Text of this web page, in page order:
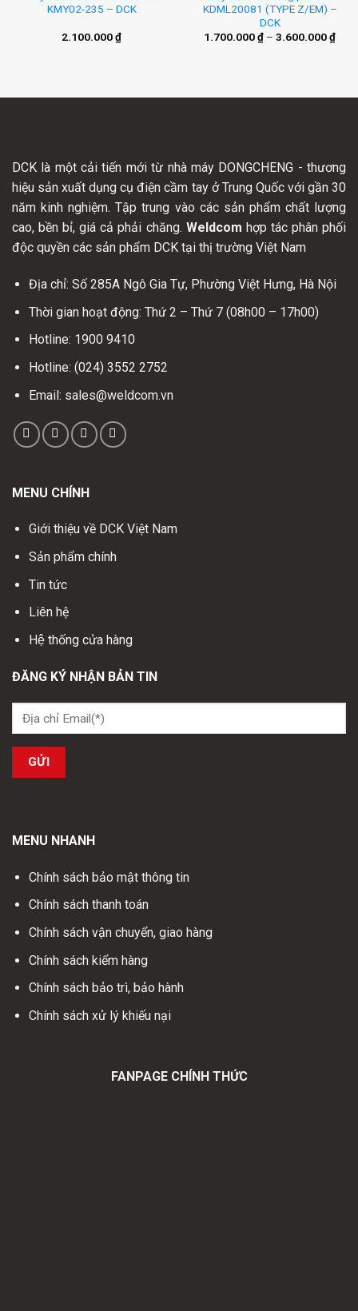
KMY02-235 – DCK
2.100.000₫
KDML20081 (TYPE Z/EM) –
DCK
1.700.000₫ – 3.600.000₫
DCK là một cải tiến mới từ nhà máy DONGCHENG - thương
hiệu sản xuất dụng cụ điện cầm tay ở Trung Quốc với gần 30
năm kinh nghiệm. Tập trung vào các sản phẩm chất lượng
cao, bền bỉ, giá cả phải chăng. Weldcom hợp tác phân phối
độc quyền các sản phẩm DCK tại thị trường Việt Nam
Địa chỉ: Số 285A Ngô Gia Tự, Phường Việt Hưng, Hà Nội
Thời gian hoạt động: Thứ 2 – Thứ 7 (08h00 – 17h00)
Hotline: 1900 9410
Hotline: (024) 3552 2752
Email: sales@weldcom.vn
MENU CHÍNH
Giới thiệu về DCK Việt Nam
Sản phẩm chính
Tin tức
Liên hệ
Hệ thống cửa hàng
ĐĂNG KÝ NHẬN BẢN TIN
MENU NHANH
Chính sách bảo mật thông tin
Chính sách thanh toán
Chính sách vận chuyển, giao hàng
Chính sách kiểm hàng
Chính sách bảo trì, bảo hành
Chính sách xử lý khiếu nại
FANPAGE CHÍNH THỨC